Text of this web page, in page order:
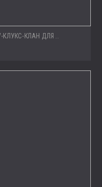
КЛУКС-КЛАН ДЛЯ ..